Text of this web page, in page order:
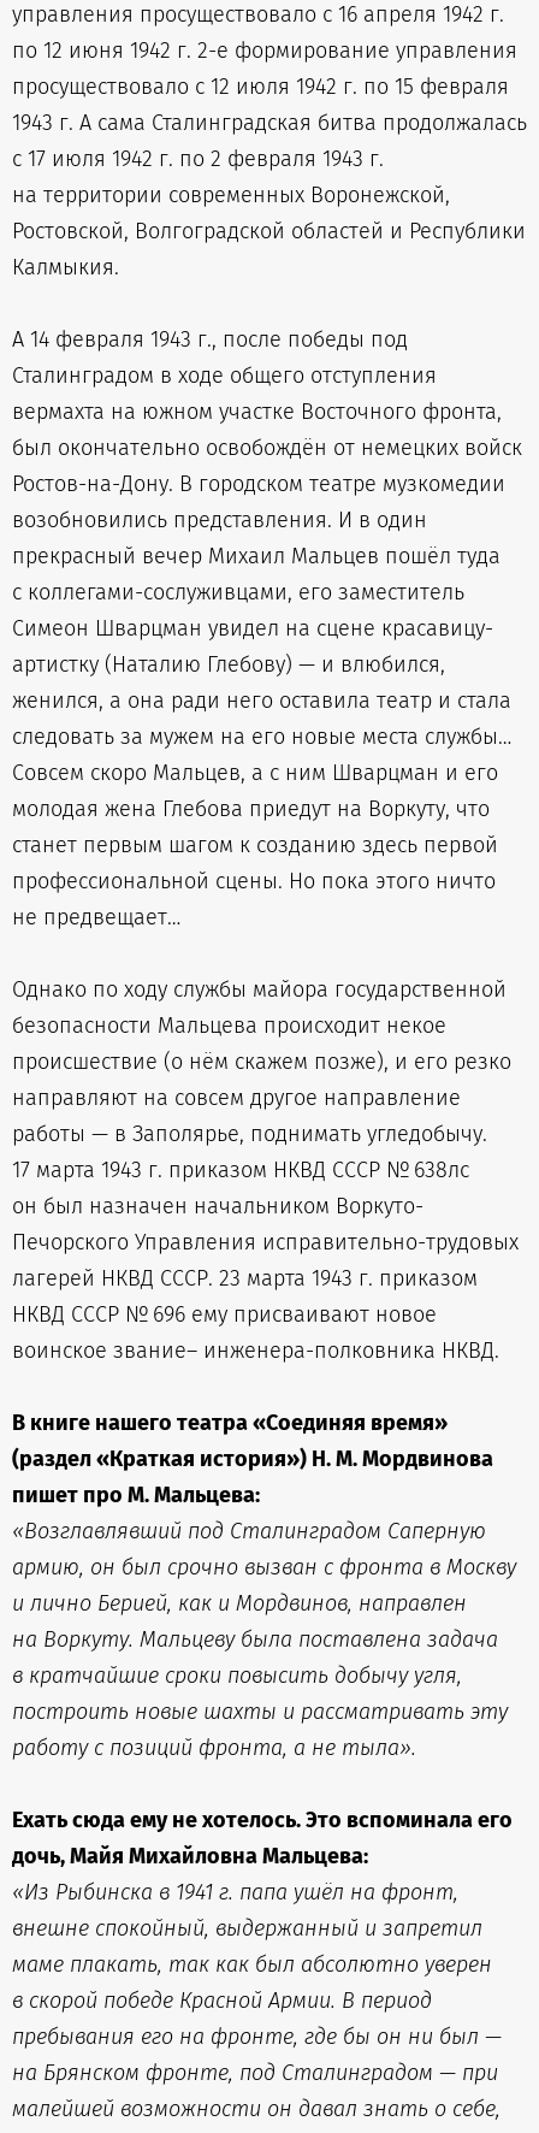
управления просуществовало с 16 апреля 1942 г.
по 12 июня 1942 г. 2-е формирование управления
просуществовало с 12 июля 1942 г. по 15 февраля
1943 г. А сама Сталинградская битва продолжалась
с 17 июля 1942 г. по 2 февраля 1943 г.
на территории современных Воронежской,
Ростовской, Волгоградской областей и Республики
Калмыкия.
А 14 февраля 1943 г., после победы под
Сталинградом в ходе общего отступления
вермахта на южном участке Восточного фронта,
был окончательно освобождён от немецких войск
Ростов-на-Дону. В городском театре музкомедии
возобновились представления. И в один
прекрасный вечер Михаил Мальцев пошёл туда
с коллегами-сослуживцами, его заместитель
Симеон Шварцман увидел на сцене красавицу-
артистку (Наталию Глебову) — и влюбился,
женился, а она ради него оставила театр и стала
следовать за мужем на его новые места службы…
Совсем скоро Мальцев, а с ним Шварцман и его
молодая жена Глебова приедут на Воркуту, что
станет первым шагом к созданию здесь первой
профессиональной сцены. Но пока этого ничто
не предвещает…
Однако по ходу службы майора государственной
безопасности Мальцева происходит некое
происшествие (о нём скажем позже), и его резко
направляют на совсем другое направление
работы — в Заполярье, поднимать угледобычу.
17 марта 1943 г. приказом НКВД СССР № 638лс
он был назначен начальником Воркуто-
Печорского Управления исправительно-трудовых
лагерей НКВД СССР. 23 марта 1943 г. приказом
НКВД СССР № 696 ему присваивают новое
воинское звание– инженера-полковника НКВД.
В книге нашего театра «Соединяя время»
(раздел «Краткая история») Н. М. Мордвинова
пишет про М. Мальцева:
«Возглавлявший под Сталинградом Саперную
армию, он был срочно вызван с фронта в Москву
и лично Берией, как и Мордвинов, направлен
на Воркуту. Мальцеву была поставлена задача
в кратчайшие сроки повысить добычу угля,
построить новые шахты и рассматривать эту
работу с позиций фронта, а не тыла».
Ехать сюда ему не хотелось. Это вспоминала его
дочь, Майя Михайловна Мальцева:
«Из Рыбинска в 1941 г. папа ушёл на фронт,
внешне спокойный, выдержанный и запретил
маме плакать, так как был абсолютно уверен
в скорой победе Красной Армии. В период
пребывания его на фронте, где бы он ни был —
на Брянском фронте, под Сталинградом — при
малейшей возможности он давал знать о себе,